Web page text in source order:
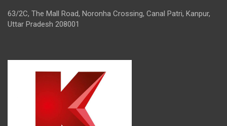
63/2C, The Mall Road, Noronha Crossing, Canal Patri, Kanpur,
Uttar Pradesh 208001